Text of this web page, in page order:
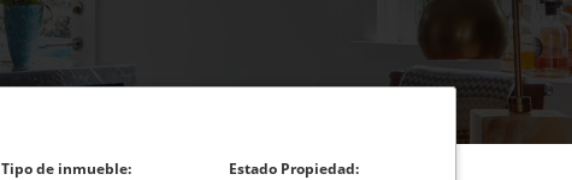
Tipo de inmueble: Estado Propiedad: